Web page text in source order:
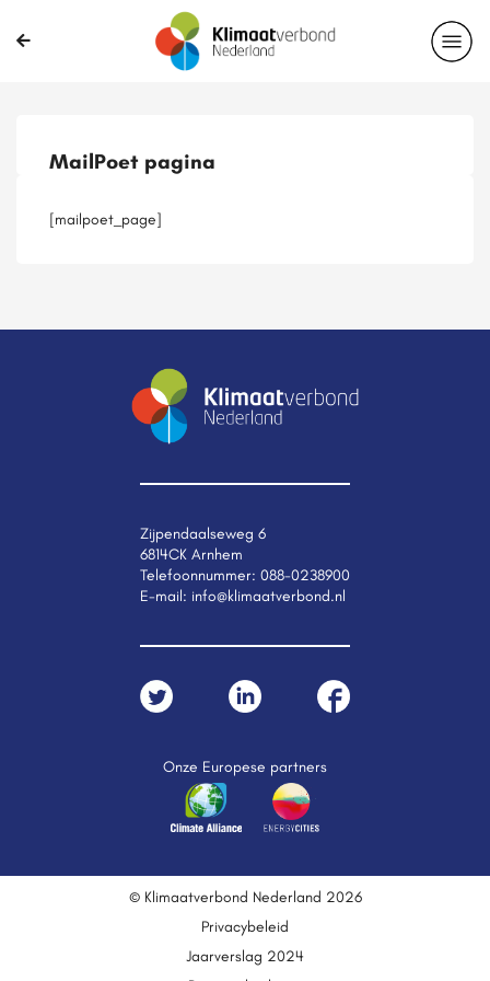
Casussen
MailPoet pagina
[mailpoet_page]
Zijpendaalseweg 6
6814CK Arnhem
Telefoonnummer: 088-0238900
E-mail: info@klimaatverbond.nl
Onze Europese partners
© Klimaatverbond Nederland 2026
Privacybeleid
Jaarverslag 2024